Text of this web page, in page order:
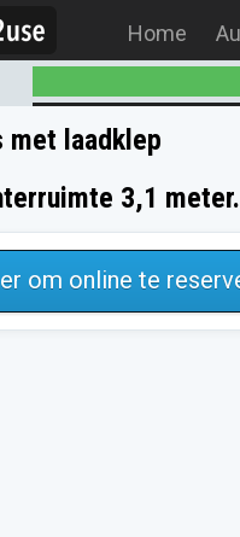
Home
met laadklep
3,1
om online te